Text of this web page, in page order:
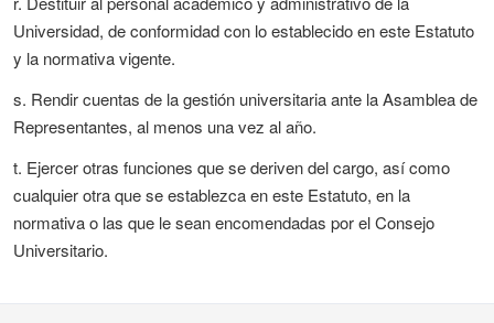
Universidad, de conformidad con lo establecido en este Estatuto
y la normativa vigente.
s. Rendir cuentas de la gestión universitaria ante la Asamblea de
Representantes, al menos una vez al año.
t. Ejercer otras funciones que se deriven del cargo, así como
cualquier otra que se establezca en este Estatuto, en la
normativa o las que le sean encomendadas por el Consejo
Universitario.